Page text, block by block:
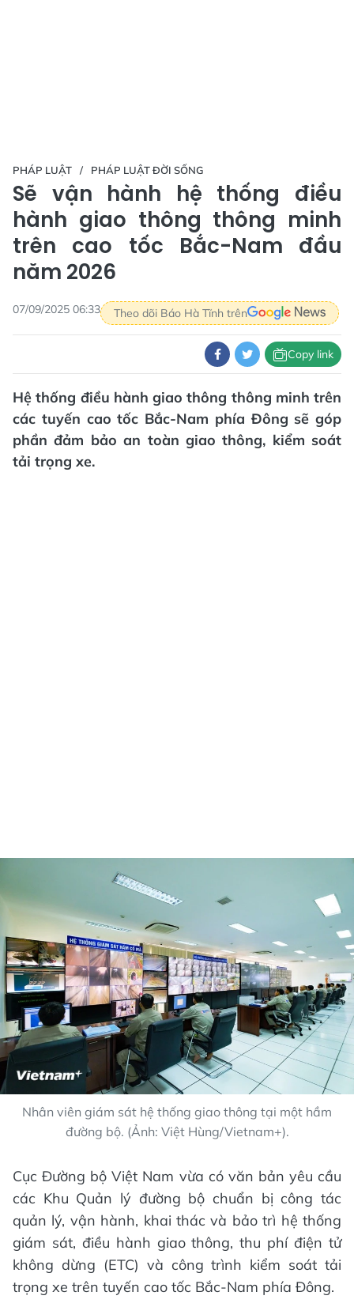
PHÁP LUẬT PHÁP LUẬT ĐỜI SỐNG
Sẽ vận hành hệ thống điều
hành giao thông thông minh
trên cao tốc Bắc-Nam đầu
năm 2026
07/09/2025 06:33 Theo dõi Báo Hà Tĩnh trên
Copy link
Hệ thống điều hành giao thông thông minh trên
các tuyến cao tốc Bắc-Nam phía Đông sẽ góp
phần đảm bảo an toàn giao thông, kiểm soát
tải trọng xe.
Nhân viên giám sát hệ thống giao thông tại một hầm
đường bộ. (Ảnh: Việt Hùng/Vietnam+).
Cục Đường bộ Việt Nam vừa có văn bản yêu cầu
các Khu Quản lý đường bộ chuẩn bị công tác
quản lý, vận hành, khai thác và bảo trì hệ thống
giám sát, điều hành giao thông, thu phí điện tử
không dừng (ETC) và công trình kiểm soát tải
trọng xe trên tuyến cao tốc Bắc-Nam phía Đông.